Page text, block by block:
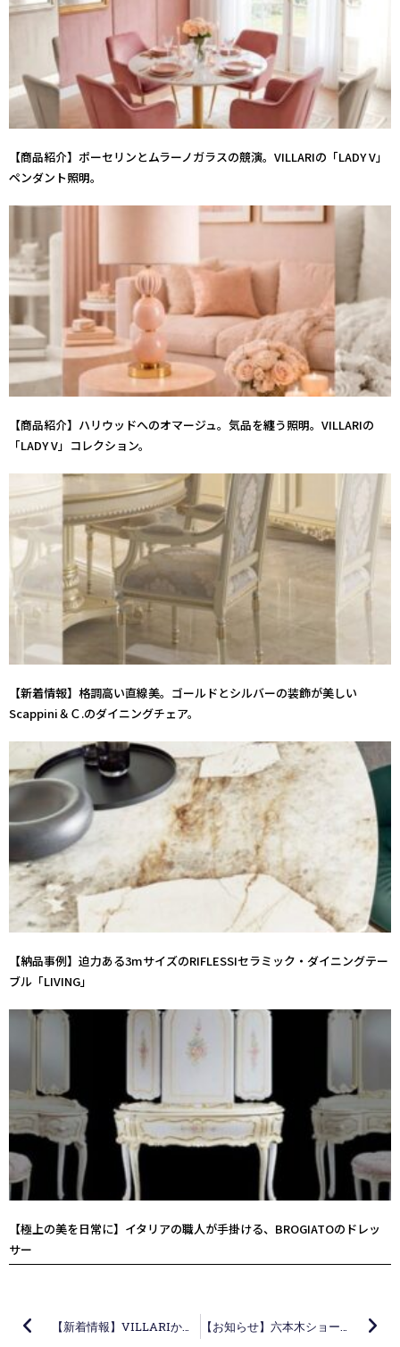
【商品紹介】ポーセリンとムラーノガラスの競演。VILLARIの「LADY V」
ペンダント照明。
【商品紹介】ハリウッドへのオマージュ。気品を纏う照明。VILLARIの
「LADY V」コレクション。
【新着情報】格調高い直線美。ゴールドとシルバーの装飾が美しい
Scappini＆Ｃ.のダイニングチェア。
【納品事例】迫力ある3mサイズのRIFLESSIセラミック・ダイニングテー
ブル「LIVING」
【極上の美を日常に】イタリアの職人が手掛ける、BROGIATOのドレッ
サー
【新着情報】VILLARIからシーズンズグリーティングをお届けいたします 【お知らせ】六本木ショールーム 年末年始休業日